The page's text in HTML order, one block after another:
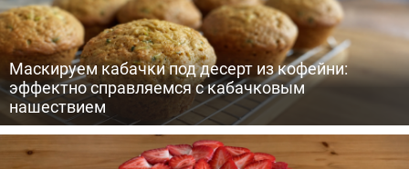
Маскируем кабачки под десерт из кофейни:
эффектно справляемся с кабачковым
нашествием